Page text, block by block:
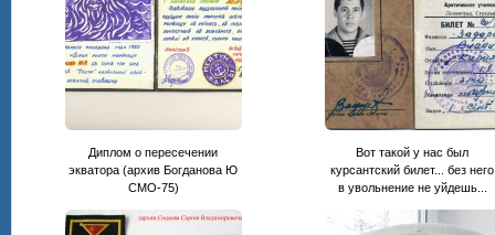
Диплом о пересечении
экватора (архив Богданова Ю
СМО-75)
Вот такой у нас был
курсантский билет... без него
в увольнение не уйдешь...